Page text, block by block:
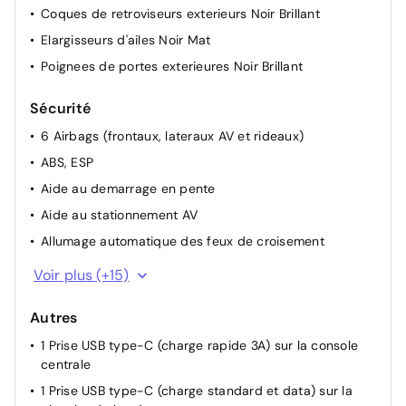
degivrants
Sieges Advanced Comfort
Suspension Citroen Advanced Comfort
Coques de retroviseurs exterieurs Noir Brillant
Elargisseurs d'ailes Noir Mat
Poignees de portes exterieures Noir Brillant
Sécurité
6 Airbags (frontaux, lateraux AV et rideaux)
ABS, ESP
Aide au demarrage en pente
Aide au stationnement AV
Allumage automatique des feux de croisement
Condamnation centralisee avec PLIP
Feux AR 3D a LED
Feux diurnes a LED
Fixations ISOFIX sur les deux places laterales
Frein de stationnement electrique
Voir plus (+15)
Autres
1 Prise USB type-C (charge rapide 3A) sur la console
centrale
1 Prise USB type-C (charge standard et data) sur la